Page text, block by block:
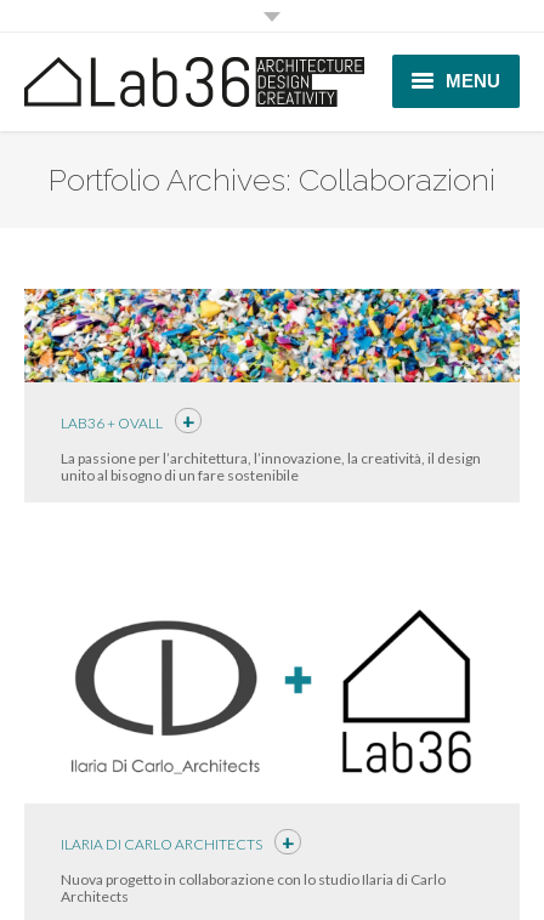
MENU
News
Contatti
Portfolio Archives: Collaborazioni
LAB36 + OVALL
La passione per l’architettura, l’innovazione, la creatività, il design
unito al bisogno di un fare sostenibile
ILARIA DI CARLO ARCHITECTS
Nuova progetto in collaborazione con lo studio Ilaria di Carlo
Architects